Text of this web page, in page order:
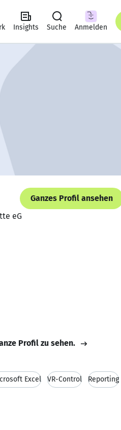
Insights Suche Anmelden
Ganzes Profil ansehen
eG
Profil zu sehen.
Excel VR-Control Reporting